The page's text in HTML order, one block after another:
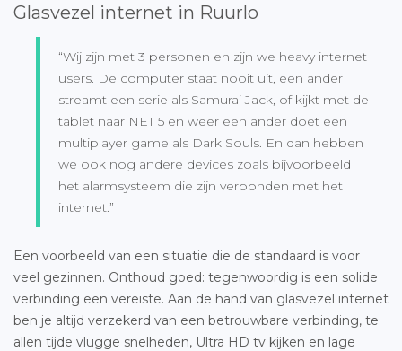
Glasvezel internet in Ruurlo
“Wij zijn met 3 personen en zijn we heavy internet
users. De computer staat nooit uit, een ander
streamt een serie als Samurai Jack, of kijkt met de
tablet naar NET 5 en weer een ander doet een
multiplayer game als Dark Souls. En dan hebben
we ook nog andere devices zoals bijvoorbeeld
het alarmsysteem die zijn verbonden met het
internet.”
Een voorbeeld van een situatie die de standaard is voor
veel gezinnen. Onthoud goed: tegenwoordig is een solide
verbinding een vereiste. Aan de hand van glasvezel internet
ben je altijd verzekerd van een betrouwbare verbinding, te
allen tijde vlugge snelheden, Ultra HD tv kijken en lage